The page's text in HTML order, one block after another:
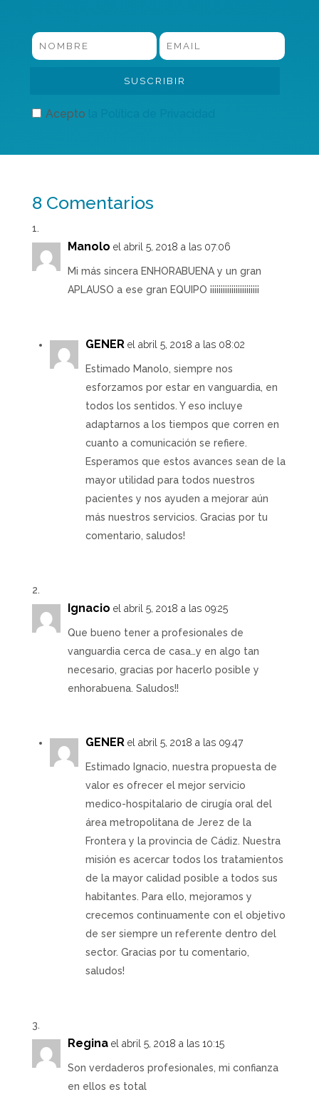
Acepto
8 Comentarios
Manolo el abril 5, 2018 a las 07:06
Mi más sincera ENHORABUENA y un gran
APLAUSO a ese gran EQUIPO ¡¡¡¡¡¡¡¡¡¡¡¡¡¡¡¡¡¡¡¡¡¡¡
GENER el abril 5, 2018 a las 08:02
Estimado Manolo, siempre nos
esforzamos por estar en vanguardia, en
todos los sentidos. Y eso incluye
adaptarnos a los tiempos que corren en
cuanto a comunicación se refiere.
Esperamos que estos avances sean de la
mayor utilidad para todos nuestros
pacientes y nos ayuden a mejorar aún
más nuestros servicios. Gracias por tu
comentario, saludos!
Ignacio el abril 5, 2018 a las 09:25
Que bueno tener a profesionales de
vanguardia cerca de casa…y en algo tan
necesario, gracias por hacerlo posible y
enhorabuena. Saludos!!
GENER el abril 5, 2018 a las 09:47
Estimado Ignacio, nuestra propuesta de
valor es ofrecer el mejor servicio
medico-hospitalario de cirugía oral del
área metropolitana de Jerez de la
Frontera y la provincia de Cádiz. Nuestra
misión es acercar todos los tratamientos
de la mayor calidad posible a todos sus
habitantes. Para ello, mejoramos y
crecemos continuamente con el objetivo
de ser siempre un referente dentro del
sector. Gracias por tu comentario,
saludos!
Regina el abril 5, 2018 a las 10:15
Son verdaderos profesionales, mi confianza
en ellos es total